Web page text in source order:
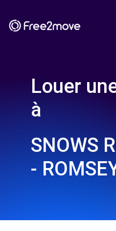
Louer
à
SNOWS
-